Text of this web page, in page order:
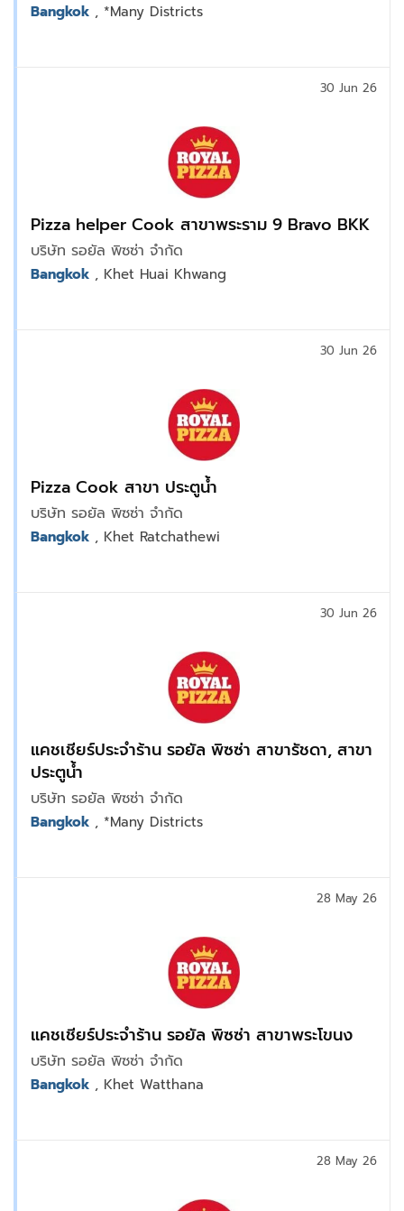
Bangkok , *Many Districts
Pizza helper Cook สาขาพระราม 9 Bravo BKK
บริษัท รอยัล พิซซ่า จำกัด
30 Jun 26
Bangkok , Khet Huai Khwang
Pizza Cook สาขา ประตูน้ำ
บริษัท รอยัล พิซซ่า จำกัด
30 Jun 26
Bangkok , Khet Ratchathewi
แคชเชียร์ประจำร้าน รอยัล พิซซ่า สาขารัชดา, สาขา
ประตูน้ำ
บริษัท รอยัล พิซซ่า จำกัด
30 Jun 26
Bangkok , *Many Districts
แคชเชียร์ประจำร้าน รอยัล พิซซ่า สาขาพระโขนง
บริษัท รอยัล พิซซ่า จำกัด
28 May 26
Bangkok , Khet Watthana
28 May 26